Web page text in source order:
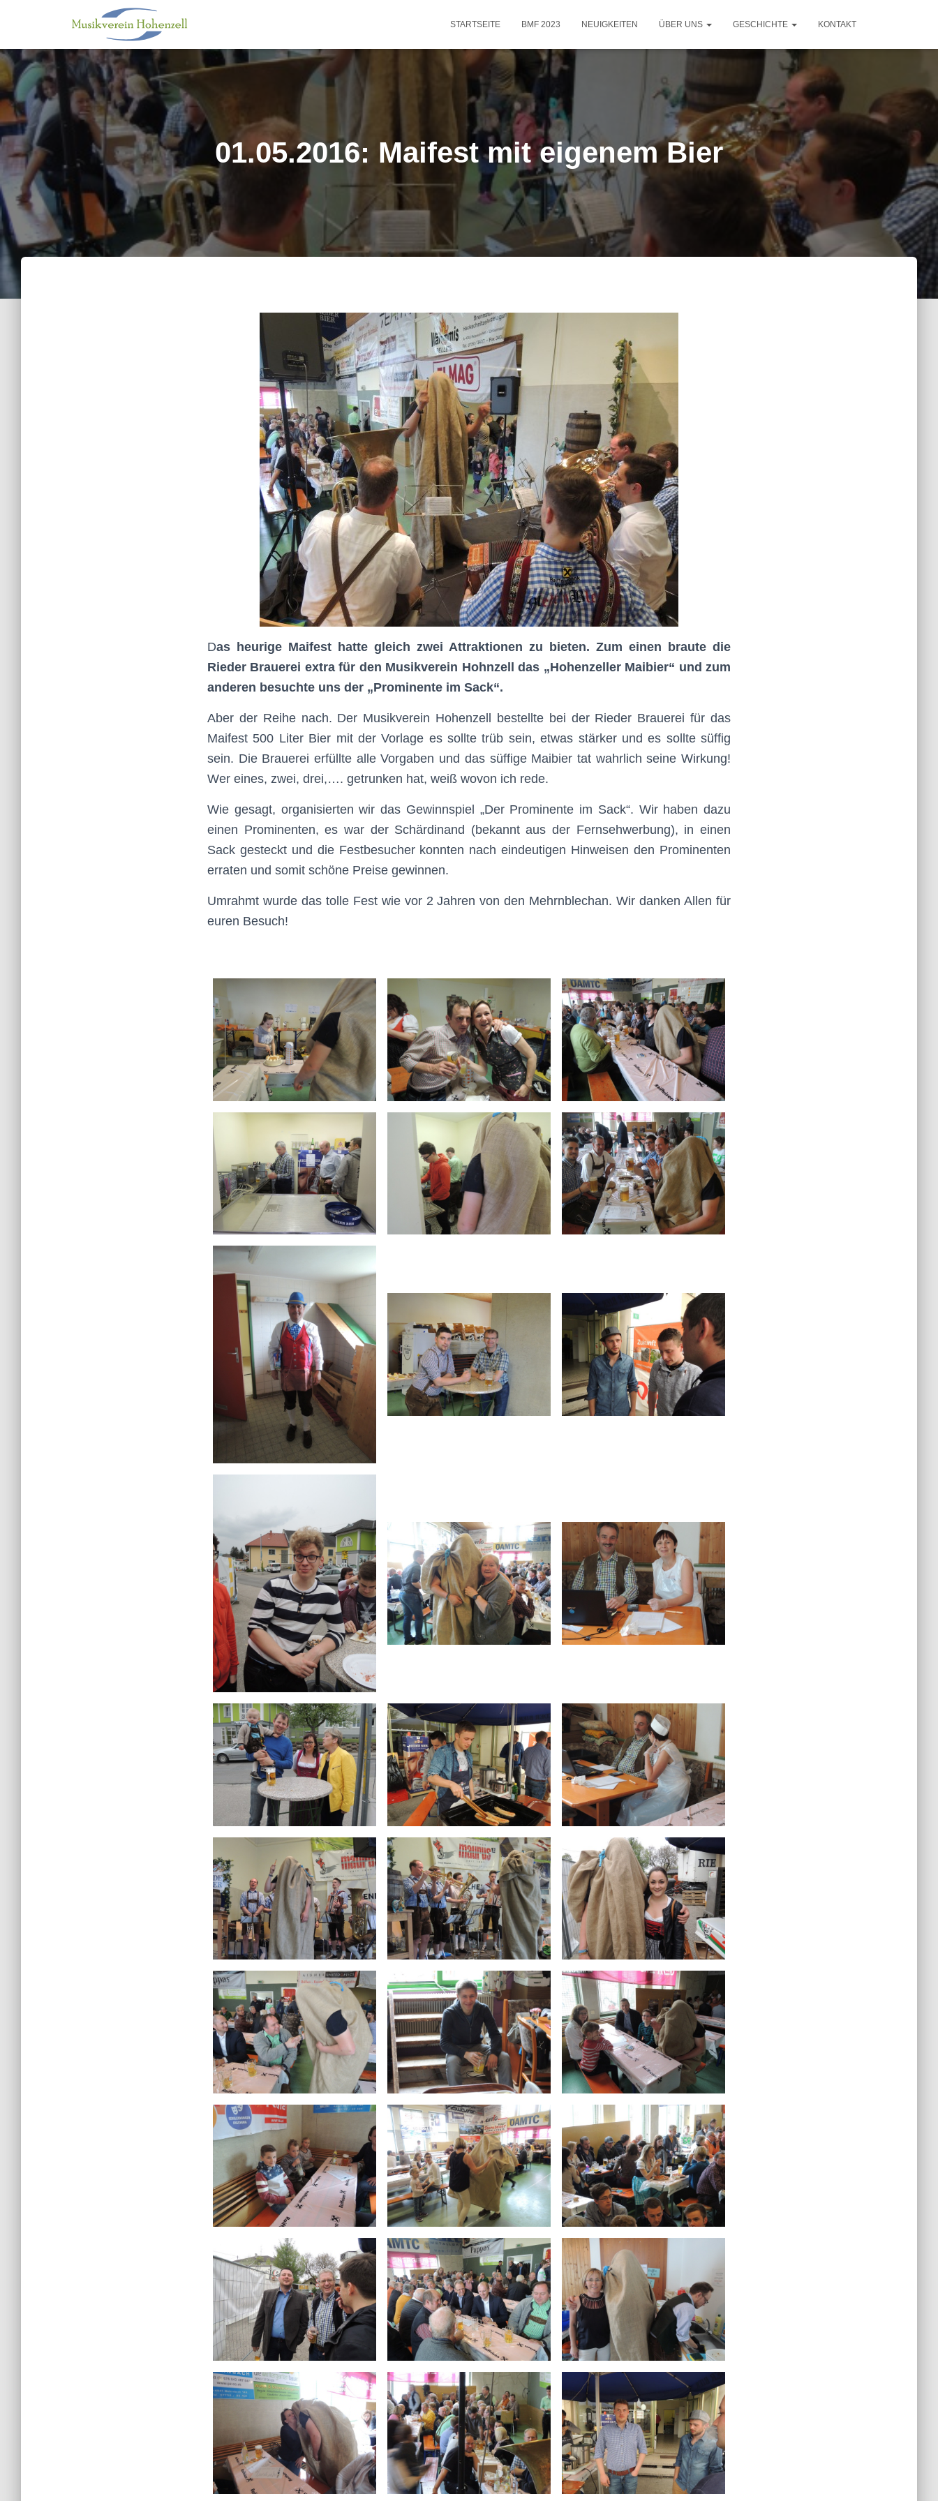
STARTSEITE BMF 2023 NEUIGKEITEN ÜBER UNS GESCHICHTE KONTAKT
01.05.2016: Maifest mit eigenem Bier
Das heurige Maifest hatte gleich zwei Attraktionen zu bieten. Zum einen braute die
Rieder Brauerei extra für den Musikverein Hohnzell das „Hohenzeller Maibier“ und zum
anderen besuchte uns der „Prominente im Sack“.
Aber der Reihe nach. Der Musikverein Hohenzell bestellte bei der Rieder Brauerei für das
Maifest 500 Liter Bier mit der Vorlage es sollte trüb sein, etwas stärker und es sollte süffig
sein. Die Brauerei erfüllte alle Vorgaben und das süffige Maibier tat wahrlich seine Wirkung!
Wer eines, zwei, drei,…. getrunken hat, weiß wovon ich rede.
Wie gesagt, organisierten wir das Gewinnspiel „Der Prominente im Sack“. Wir haben dazu
einen Prominenten, es war der Schärdinand (bekannt aus der Fernsehwerbung), in einen
Sack gesteckt und die Festbesucher konnten nach eindeutigen Hinweisen den Prominenten
erraten und somit schöne Preise gewinnen.
Umrahmt wurde das tolle Fest wie vor 2 Jahren von den Mehrnblechan. Wir danken Allen für
euren Besuch!